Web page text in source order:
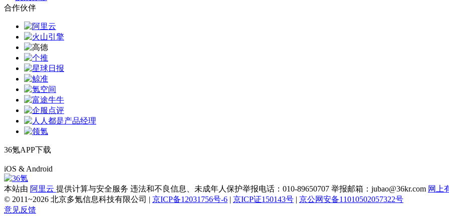
合作伙伴
36氪APP下载
iOS & Android
本站由 阿里云 提供计算与安全服务 违法和不良信息、未成年人保护举报电话：010-89650707 举报邮箱：jubao@36kr.com 网上
© 2011~2026 北京多氪信息科技有限公司 | 京ICP备12031756号-6 | 京ICP证150143号 | 京公网安备11010502057322号
意见反馈